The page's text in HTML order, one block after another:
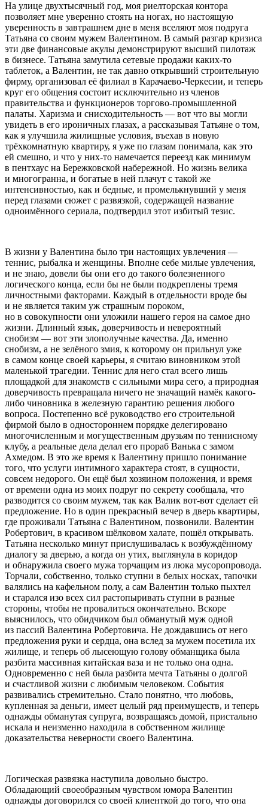
На улице двухтысячный год, моя риелторская контора
позволяет мне уверенно стоять на ногах, но настоящую
уверенность в завтрашнем дне в меня вселяют моя подруга
Татьяна со своим мужем Валентином. В самый разгар кризиса
эти две финансовые акулы демонстрируют высший пилотаж
в бизнесе. Татьяна замутила сетевые продажи каких-то
таблеток, а Валентин, не так давно открывший строительную
фирму, организовал её филиал в Карачаево-Черкесии, и теперь
круг его общения состоит исключительно из членов
правительства и функционеров торгово-промышленной
палаты. Харизма и снисходительность — вот что вы могли
увидеть в его ироничных глазах, а рассказывая Татьяне о том,
как я улучшила жилищные условия, въехав в новую
трёхкомнатную квартиру, я уже по глазам понимала, как это
ей смешно, и что у них-то намечается переезд как минимум
в пентхаус на Бережковской набережной. Но жизнь велика
и многогранна, и богатые в ней плачут с такой же
интенсивностью, как и бедные, и промелькнувший у меня
перед глазами сюжет с развязкой, содержащей название
одноимённого сериала, подтвердил этот избитый тезис.
В жизни у Валентина было три настоящих увлечения —
теннис, рыбалка и женщины. Вполне себе милые увлечения,
и не знаю, довели бы они его до такого болезненного
логического конца, если бы не были подкреплены тремя
личностными факторами. Каждый в отдельности вроде бы
и не является таким уж страшным пороком,
но в совокупности они уложили нашего героя на самое дно
жизни. Длинный язык, доверчивость и невероятный
снобизм — вот эти злополучные качества. Да, именно
снобизм, а не зелёного змия, к которому он прильнул уже
в самом конце своей карьеры, я считаю виновником этой
маленькой трагедии. Теннис для него стал всего лишь
площадкой для знакомств с сильными мира сего, а природная
доверчивость превращала ничего не значащий намёк какого-
либо чиновника в железную гарантию решения любого
вопроса. Постепенно всё руководство его строительной
фирмой было в одностороннем порядке делегировано
многочисленным и могущественным друзьям по теннисному
клубу, а реальные дела делал его прораб Ванька с замом
Ахмедом. В это же время к Валентину пришло понимание
того, что услуги интимного характера стоят, в сущности,
совсем недорого. Он ещё был хозяином положения, и время
от времени одна из моих подруг по секрету сообщала, что
разводится со своим мужем, так как Валик вот-вот сделает ей
предложение. Но в один прекрасный вечер в дверь квартиры,
где проживали Татьяна с Валентином, позвонили. Валентин
Робертович, в красивом шёлковом халате, пошёл открывать.
Татьяна несколько минут прислушивалась к возбуждённому
диалогу за дверью, а когда он утих, выглянула в коридор
и обнаружила своего мужа торчащим из люка мусоропровода.
Торчали, собственно, только ступни в белых носках, тапочки
валялись на кафельном полу, а сам Валентин только пыхтел
и старался изо всех сил растопыривать ступни в разные
стороны, чтобы не провалиться окончательно. Вскоре
выяснилось, что обидчиком был обманутый муж одной
из пассий Валентина Робертовича. Не дождавшись от него
предложения руки и сердца, она вслед за мужем посетила их
жилище, и теперь об лысеющую голову обманщика была
разбита массивная китайская ваза и не только она одна.
Одновременно с ней была разбита мечта Татьяны о долгой
и счастливой жизни с любимым человеком. События
развивались стремительно. Стало понятно, что любовь,
купленная за деньги, имеет целый ряд преимуществ, и теперь
однажды обманутая супруга, возвращаясь домой, пристально
искала и неизменно находила в собственном жилище
доказательства неверности своего Валентина.
Логическая развязка наступила довольно быстро.
Обладающий своеобразным чувством юмора Валентин
однажды договорился со своей клиенткой до того, что она